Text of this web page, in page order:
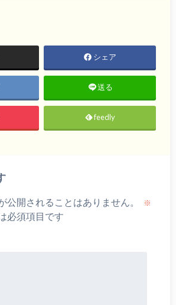
シェア
送る
feedly
公開されることはありません。 ※
必須項目です